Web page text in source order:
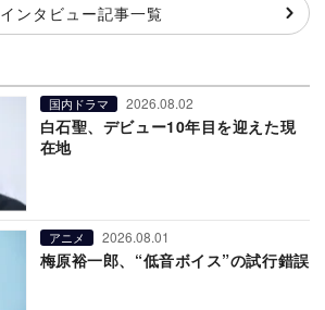
インタビュー記事一覧
国内ドラマ 2026.08.02
白石聖、デビュー10年目を迎えた現
在地
アニメ 2026.08.01
梅原裕一郎、“低音ボイス”の試行錯誤